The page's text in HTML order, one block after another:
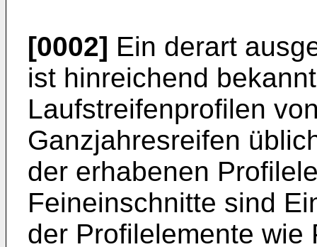
[0002] Ein derart
ist hinreichend
Laufstreifenprofilen
Ganzjahresreifen
der erhabenen
Feineinschnitte sind
der Profilelemente wie